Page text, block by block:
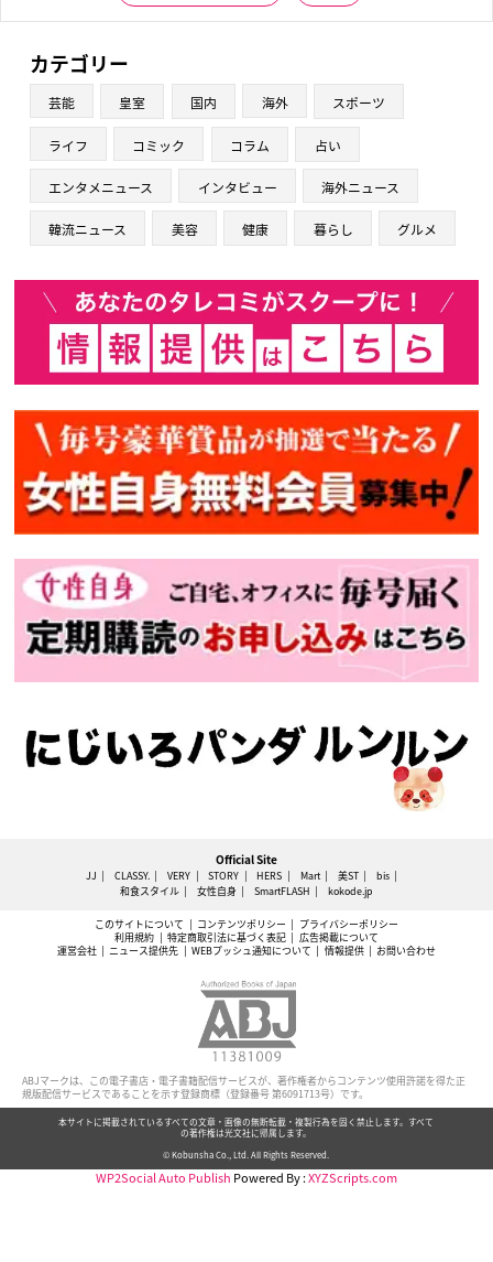
カテゴリー
芸能 皇室 国内 海外 スポーツ
ライフ コミック コラム 占い
エンタメニュース インタビュー 海外ニュース
韓流ニュース 美容 健康 暮らし グルメ
Official Site
JJ CLASSY. VERY STORY HERS Mart 美ST
bis
和食スタイル
女性自身 SmartFLASH kokode.jp
このサイトについて コンテンツポリシー
プライバシーポリシー
利用規約
特定商取引法に基づく表記
広告掲載について
運営会社
ニュース提供先 WEBプッシュ通知について 情報提供 お問い合わせ
ABJマークは、この電子書店・電子書籍配信サービスが、著作権者からコンテンツ使用許諾を得た正
規版配信サービスであることを示す登録商標（登録番号 第6091713号）です。
本サイトに掲載されているすべての文章・画像の無断転載・複製行為を固く禁止します。すべて
の著作権は光文社に帰属します。
© Kobunsha Co., Ltd. All Rights Reserved.
WP2Social Auto Publish Powered By :XYZScripts.com